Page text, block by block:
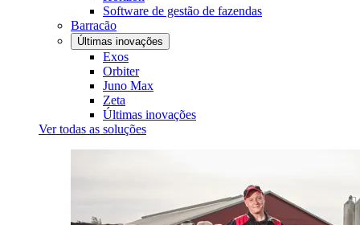
Software de gestão de fazendas
Barracão
Últimas inovações
Exos
Orbiter
Juno Max
Zeta
Últimas inovações
Ver todas as soluções